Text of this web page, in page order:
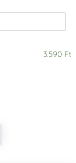
3.590 Ft